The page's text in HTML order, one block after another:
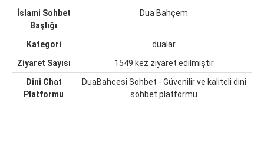
İslami Sohbet
Başlığı
Dua Bahçem
Kategori
dualar
Ziyaret Sayısı
1549 kez ziyaret edilmiştir
Dini Chat
Platformu
DuaBahcesi Sohbet - Güvenilir ve kaliteli dini
sohbet platformu